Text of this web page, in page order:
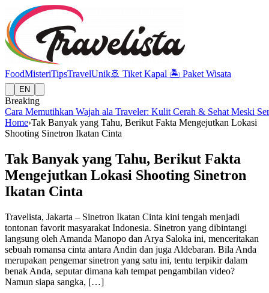
FoodMisteriTipsTravelUnik🚢 Tiket Kapal 🏝️ Paket Wisata
EN
Breaking
Cara Memutihkan Wajah ala Traveler: Kulit Cerah & Sehat Meski
Home›Tak Banyak yang Tahu, Berikut Fakta Mengejutkan Lokasi
Shooting Sinetron Ikatan Cinta
Tak Banyak yang Tahu, Berikut Fakta
Mengejutkan Lokasi Shooting Sinetron
Ikatan Cinta
Travelista, Jakarta – Sinetron Ikatan Cinta kini tengah menjadi
tontonan favorit masyarakat Indonesia. Sinetron yang dibintangi
langsung oleh Amanda Manopo dan Arya Saloka ini, menceritakan
sebuah romansa cinta antara Andin dan juga Aldebaran. Bila Anda
merupakan pengemar sinetron yang satu ini, tentu terpikir dalam
benak Anda, seputar dimana kah tempat pengambilan video?
Namun siapa sangka, […]